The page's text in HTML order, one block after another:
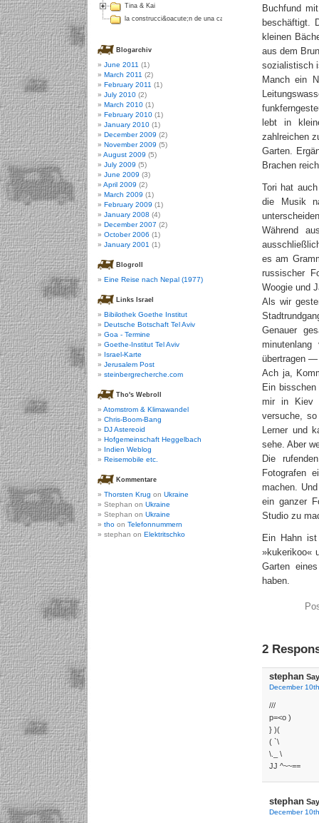
Buchfund
beschäftigt.
kleinen
aus dem
sozialistisch
Manch ein
lebt in
zahlreichen
Garten.
Brachen
Tori hat
die Musik
Während
es am
russischer
Woogie und
Als wir
Genauer
übertragen —
Ach ja,
Ein
mir in Kiev
versuche,
Lerner und
sehe. Aber
Die
Fotografen
machen.
ein ganzer
Studio zu
Ein Hahn
»kukerikoo«
Garten
haben.
2
stephan
December
///
p=<o )
} )(
( `\
\._ \
JJ ^~~==
stephan
December
Tina & Kai
la construcci&oacute;n de una casa en Colombia
Blogarchiv
June 2011 (1)
March 2011 (2)
February 2011 (1)
July 2010 (2)
March 2010 (1)
February 2010 (1)
January 2010 (1)
December 2009 (2)
November 2009 (5)
August 2009 (5)
July 2009 (5)
June 2009 (3)
April 2009 (2)
March 2009 (1)
February 2009 (1)
January 2008 (4)
December 2007 (2)
October 2006 (1)
January 2001 (1)
Blogroll
Eine Reise nach Nepal (1977)
Links Israel
Bibilothek Goethe Institut
Deutsche Botschaft Tel Aviv
Goa - Termine
Goethe-Institut Tel Aviv
Israel-Karte
Jerusalem Post
steinbergrecherche.com
Tho's Webroll
Atomstrom & Klimawandel
Chris-Boom-Bang
DJ Astereoid
Hofgemeinschaft Heggelbach
Indien Weblog
Reisemobile etc.
Kommentare
Thorsten Krug on Ukraine
Stephan on Ukraine
Stephan on Ukraine
tho on Telefonnummern
stephan on Elektritschko